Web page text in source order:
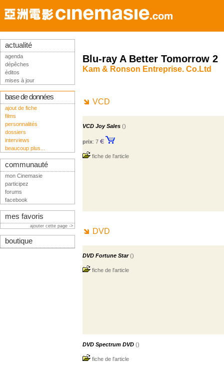
Blu-ray A Better Tomorrow 2
Kam & Ronson Entreprise. Co.Ltd
VCD
VCD Joy Sales ()
prix: 7
fiche de l'article
DVD
DVD Fortune Star()
fiche de l'article
DVD Spectrum DVD ()
fiche de l'article
actualité
agenda
dépêches
éditos
mises à jour
base de données
ajout de fiche
films
personnalités
dossiers
interviews
beaucoup plus...
communauté
mon Cinemasie
participez
forums
facebook
mes favoris
ajouter cette page ->
boutique